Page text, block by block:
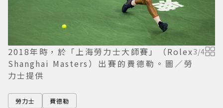
2018年時，於「上海勞力士大師賽」（Rolex
Shanghai Masters）出賽的費德勒。圖／勞
力士提供
3/4
勞力士 費德勒